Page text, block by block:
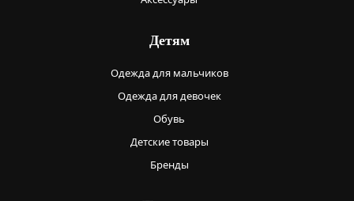
Детям
Одежда для мальчиков
Одежда для девочек
Обувь
Детские товары
Бренды